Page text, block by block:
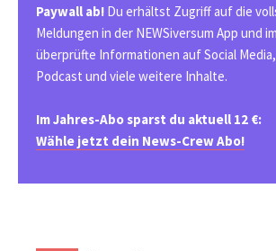
Paywall ab! Du erhältst Zugriff auf die
Meldungen in der NEWSiversum App und
überprüfte Informationen auf Social Media,
Podcast und viele weitere Inhalte.
Im Jahres-Abo sparst du aktuell 12 €:
Wähle jetzt dein News-Crew Abo!